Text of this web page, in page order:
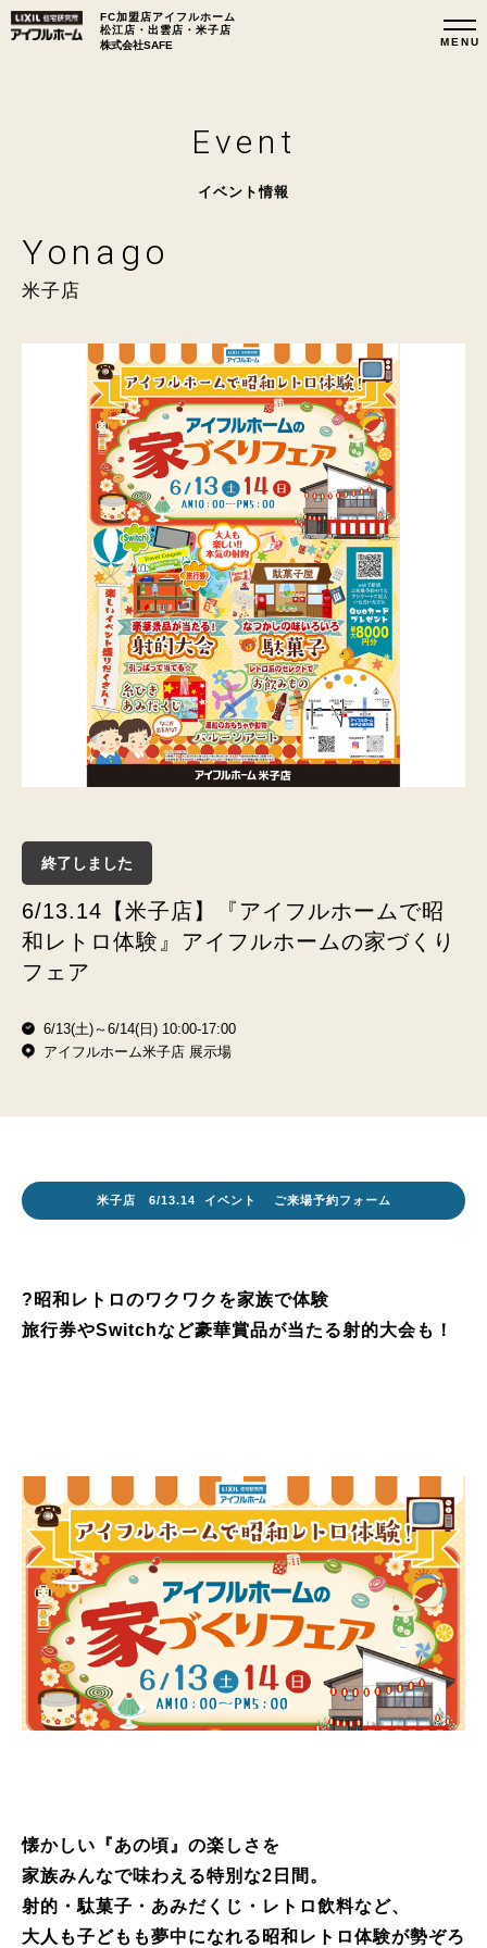
FC加盟店アイフルホーム
松江店・出雲店・米子店
株式会社SAFE
Event
イベント情報
Yonago
米子店
終了しました
6/13.14【米子店】『アイフルホームで昭
和レトロ体験』アイフルホームの家づくり
フェア
6/13(土)～6/14(日) 10:00-17:00
アイフルホーム米子店 展示場
米子店 6/13.14 イベント ご来場予約フォーム
?昭和レトロのワクワクを家族で体験
旅行券やSwitchなど豪華賞品が当たる射的大会も！
懐かしい『あの頃』の楽しさを
家族みんなで味わえる特別な2日間。
射的・駄菓子・あみだくじ・レトロ飲料など、
大人も子どもも夢中になれる昭和レトロ体験が勢ぞろ